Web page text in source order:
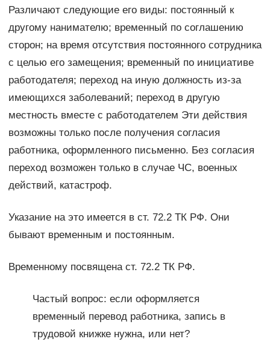
Различают следующие его виды: постоянный к
другому нанимателю; временный по соглашению
сторон; на время отсутствия постоянного сотрудника
с целью его замещения; временный по инициативе
работодателя; переход на иную должность из-за
имеющихся заболеваний; переход в другую
местность вместе с работодателем Эти действия
возможны только после получения согласия
работника, оформленного письменно. Без согласия
переход возможен только в случае ЧС, военных
действий, катастроф.
Указание на это имеется в ст. 72.2 ТК РФ. Они
бывают временным и постоянным.
Временному посвящена ст. 72.2 ТК РФ.
Частый вопрос: если оформляется
временный перевод работника, запись в
трудовой книжке нужна, или нет?